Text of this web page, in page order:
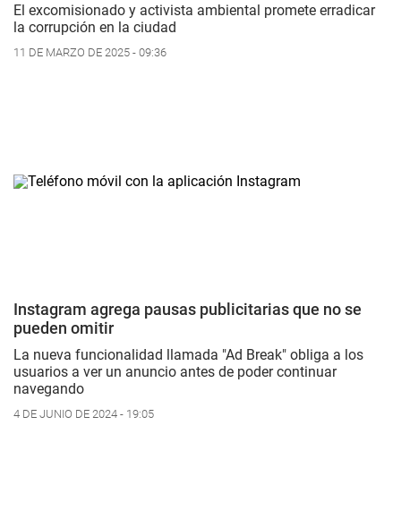
El excomisionado y activista ambiental promete erradicar
la corrupción en la ciudad
11 DE MARZO DE 2025 - 09:36
Instagram agrega pausas publicitarias que no se
pueden omitir
La nueva funcionalidad llamada "Ad Break" obliga a los
usuarios a ver un anuncio antes de poder continuar
navegando
4 DE JUNIO DE 2024 - 19:05